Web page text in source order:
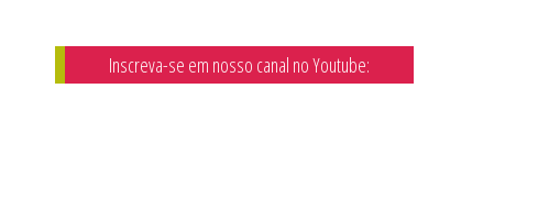
Inscreva-se em nosso canal no Youtube: